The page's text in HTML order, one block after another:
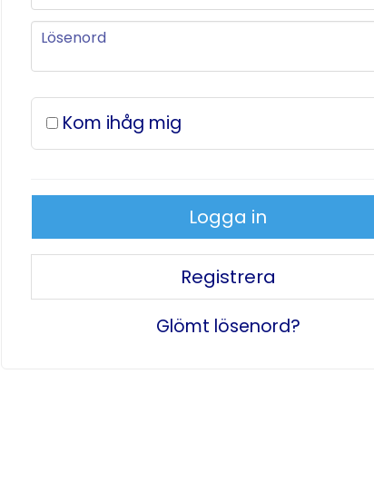
Lösenord
Lösenord
Kom ihåg mig
Logga in
Registrera
Glömt lösenord?